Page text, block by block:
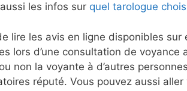
les infos sur quel tarologue
lire les avis en ligne disponibles
lors d’une consultation de
non la voyante à d’autres
réputé. Vous pouvez aussi aller